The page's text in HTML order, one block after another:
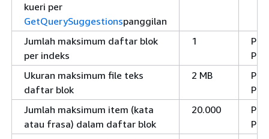
kueri per
GetQuerySuggestionspanggilan
Jumlah maksimum daftar blok
per indeks
1
Ukuran maksimum file teks
daftar blok
2 MB
Jumlah maksimum item (kata
atau frasa) dalam daftar blok
20.000